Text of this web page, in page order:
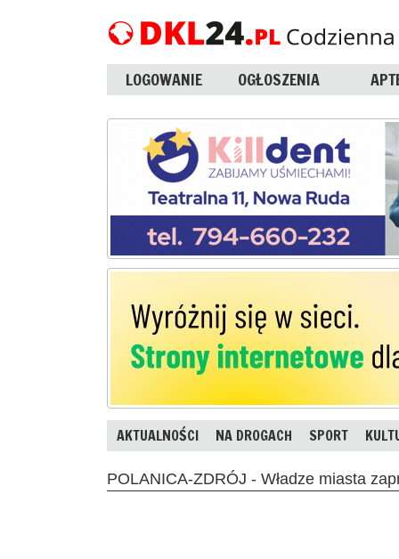
LOGOWANIE OGŁOSZENIA
AKTUALNOŚCI NA DROGACH SPORT
POLANICA-ZDRÓJ - Władze miasta